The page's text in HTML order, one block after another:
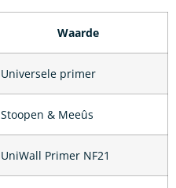
Waarde
Universele primer
Stoopen & Meeûs
UniWall Primer NF21